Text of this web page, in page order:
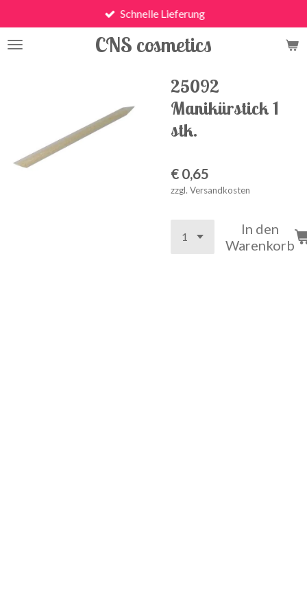
Hauptinhalt
springen
CNS cosmetics
Schnelle Lieferung
25092
Manikürstick 1
stk.
€ 0,65
zzgl. Versandkosten
In den
Warenkorb